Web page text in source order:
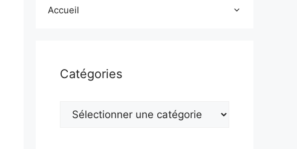
Accueil
Catégories
Catégories